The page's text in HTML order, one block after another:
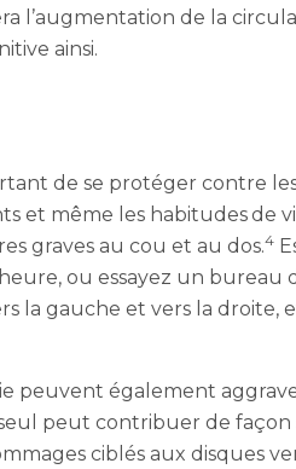
l’augmentation de la
ainsi.
de se protéger contre
et même les habitudesde
graves au cou et au dos.4
ou essayez un bureau
la gauche et vers la
peuvent également
peut contribuer de
ciblés aux disques